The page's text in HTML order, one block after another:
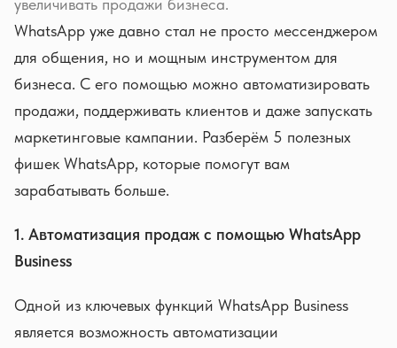
увеличивать продажи бизнеса.
WhatsApp уже давно стал не просто мессенджером
для общения, но и мощным инструментом для
бизнеса. С его помощью можно автоматизировать
продажи, поддерживать клиентов и даже запускать
маркетинговые кампании. Разберём 5 полезных
фишек WhatsApp, которые помогут вам
зарабатывать больше.
1. Автоматизация продаж с помощью WhatsApp
Business
Одной из ключевых функций WhatsApp Business
является возможность автоматизации